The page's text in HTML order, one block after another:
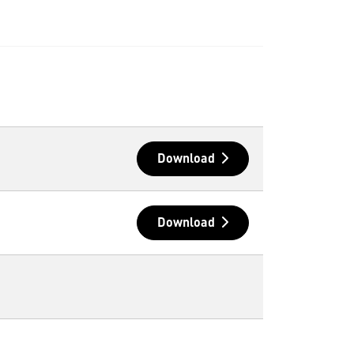
Download
Download